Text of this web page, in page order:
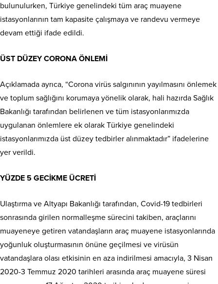
bulunulurken, Türkiye genelindeki tüm araç muayene
istasyonlarının tam kapasite çalışmaya ve randevu vermeye
devam ettiği ifade edildi.
ÜST DÜZEY CORONA ÖNLEMİ
Açıklamada ayrıca, “Corona virüs salgınının yayılmasını önlemek
ve toplum sağlığını korumaya yönelik olarak, hali hazırda Sağlık
Bakanlığı tarafından belirlenen ve tüm istasyonlarımızda
uygulanan önlemlere ek olarak Türkiye genelindeki
istasyonlarımızda üst düzey tedbirler alınmaktadır” ifadelerine
yer verildi.
YÜZDE 5 GECİKME ÜCRETİ
Ulaştırma ve Altyapı Bakanlığı tarafından, Covid-19 tedbirleri
sonrasında girilen normalleşme sürecini takiben, araçlarını
muayeneye getiren vatandaşların araç muayene istasyonlarında
yoğunluk oluşturmasının önüne geçilmesi ve virüsün
vatandaşlara olası etkisinin en aza indirilmesi amacıyla, 3 Nisan
2020-3 Temmuz 2020 tarihleri arasında araç muayene süresi